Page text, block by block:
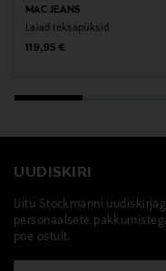
MAC JEANS
Laiad teksapüksid
Original Price
119,95 €
UUDISKIRI
Liitu Stockmanni
personaalsete
poe ostult.